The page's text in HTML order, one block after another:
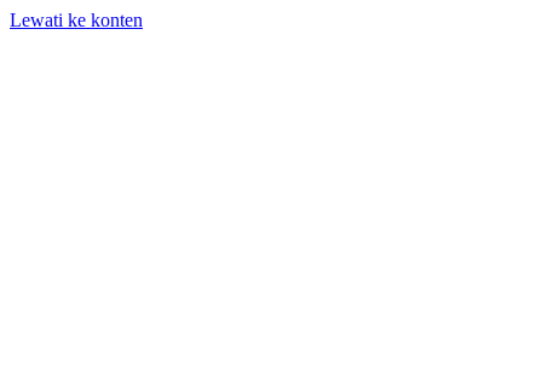
Lewati ke konten